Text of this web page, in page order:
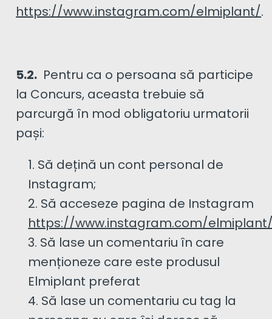
https://www.instagram.com/elmiplant/ .
5.2. Pentru ca o persoana să participe
la Concurs, aceasta trebuie să
parcurgă în mod obligatoriu urmatorii
pași:
Să dețină un cont personal de
Instagram;
Să acceseze pagina de Instagram
https://www.instagram.com/
Să lase un comentariu în care
menționeze care este produsul
Elmiplant preferat
Să lase un comentariu cu tag la